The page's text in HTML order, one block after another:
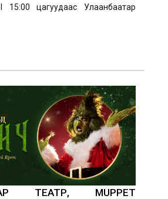
цагуудаас Улаанбаатар
ТЕАТР, MUPPET